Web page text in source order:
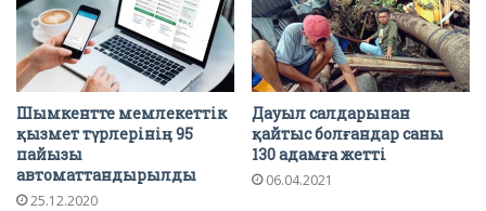
Шымкентте мемлекеттік
қызмет түрлерінің 95
пайызы
автоматтандырылды
25.12.2020
Дауыл салдарынан
қайтыс болғандар саны
130 адамға жетті
06.04.2021